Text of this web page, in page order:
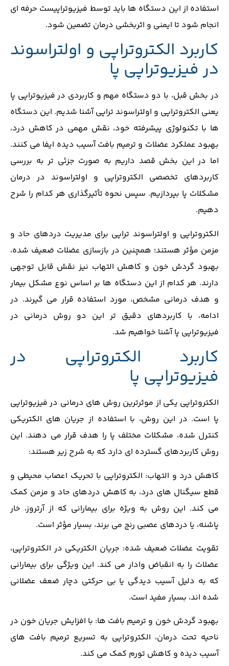
استفاده از این دستگاه ‌ها باید توسط فیزیوتراپیست حرفه ‌ای
انجام شود تا ایمنی و اثربخشی درمان تضمین شود.
کاربرد الکتروتراپی و اولتراسوند
در فیزیوتراپی پا
در بخش قبل، با دو دستگاه مهم و کاربردی در فیزیوتراپی پا
یعنی الکتروتراپی و اولتراسوند تراپی آشنا شدیم. این دستگاه‌
ها با تکنولوژی پیشرفته خود، نقش مهمی در کاهش درد،
بهبود عملکرد عضلات و ترمیم بافت آسیب ‌دیده ایفا می ‌کنند.
اما در این بخش قصد داریم به‌ صورت جزئی ‌تر به بررسی
کاربردهای تخصصی الکتروتراپی و اولتراسوند در درمان
مشکلات پا بپردازیم. سپس نحوه تأثیرگذاری هر کدام را شرح
دهیم.
الکتروتراپی و اولتراسوند تراپی برای مدیریت دردهای حاد و
مزمن مؤثر هستند؛ همچنین در بازسازی عضلات ضعیف ‌شده،
بهبود گردش خون و کاهش التهاب نیز نقش قابل توجهی
دارند. هر کدام از این دستگاه ‌ها بر اساس نوع مشکل بیمار
و هدف درمانی مشخص، مورد استفاده قرار می ‌گیرند. در
ادامه، با کاربردهای دقیق ‌تر این دو روش درمانی در
فیزیوتراپی پا آشنا خواهیم شد.
کاربرد الکتروتراپی در
فیزیوتراپی پا
الکتروتراپی یکی از موثرترین روش‌ های درمانی در فیزیوتراپی
پا است. در این روش، با استفاده از جریان ‌های الکتریکی
کنترل ‌شده، مشکلات مختلف پا را هدف قرار می ‌دهند. این
روش کاربردهای گسترده ‌ای دارد که به شرح زیر هستند:
کاهش درد و التهاب: الکتروتراپی با تحریک اعصاب محیطی و
قطع سیگنال‌ های درد، به کاهش دردهای حاد و مزمن کمک
می ‌کند. این روش به ‌ویژه برای بیمارانی که از آرتروز، خار
پاشنه، یا دردهای عصبی رنج می ‌برند، بسیار مؤثر است.
تقویت عضلات ضعیف ‌شده: جریان الکتریکی در الکتروتراپی،
عضلات را به انقباض وادار می ‌کند. این ویژگی برای بیمارانی
که به دلیل آسیب ‌دیدگی یا بی ‌حرکتی دچار ضعف عضلانی
شده ‌اند، بسیار مفید است.
بهبود گردش خون و ترمیم بافت ‌ها: با افزایش جریان خون در
ناحیه تحت درمان، الکتروتراپی به تسریع ترمیم بافت ‌های
آسیب ‌دیده و کاهش تورم کمک می ‌کند.